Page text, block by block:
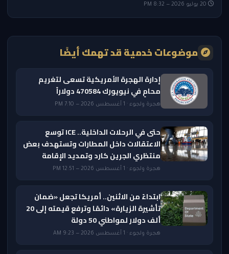
موضوعات خدمية قد تهمك أيضًا
إدارة الهجرة الأمريكية تسعى لتغريم
محامٍ في نيويورك 470584 دولاراً
هجرة ولجوء · 1 أغسطس 2026 — 7:10 PM
حتى في الرحلات الداخلية.. ICE توسع
الاعتقالات داخل المطارات وتستهدف بعض
منتظري الجرين كارد وتمديد الإقامة
هجرة ولجوء · 1 أغسطس 2026 — 12:51 PM
ابتداءً من الاثنين.. أمريكا تجعل «ضمان
تأشيرة الزيارة» دائمًا وترفع قيمته إلى 20
ألف دولار لمواطني 50 دولة
هجرة ولجوء · 1 أغسطس 2026 — 9:23 AM